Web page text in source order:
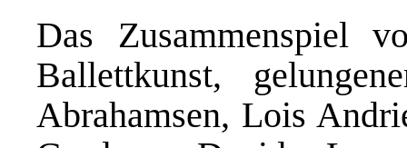
Das Zusammenspiel
Ballettkunst,
Abrahamsen, Lois